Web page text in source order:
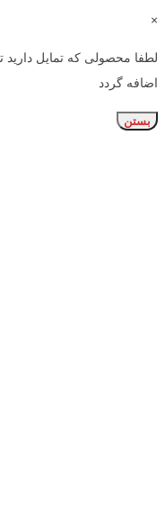
×
لطفا محصولی که تمایل دارید
اضافه گردد
بستن